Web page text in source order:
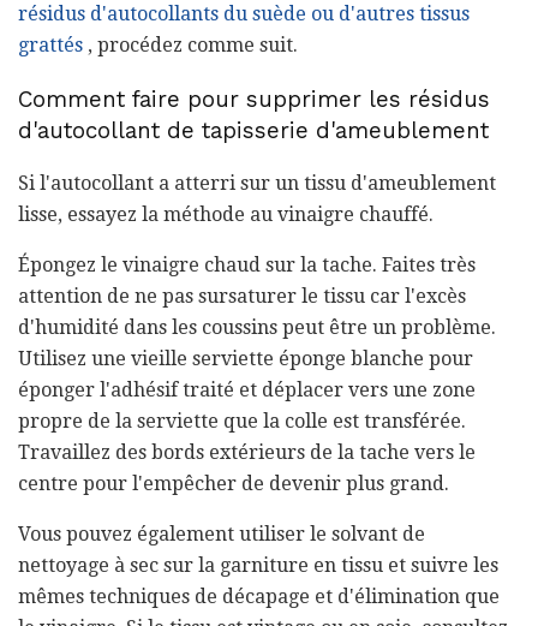
résidus d'autocollants du suède ou d'autres tissus
grattés , procédez comme suit.
Comment faire pour supprimer les résidus
d'autocollant de tapisserie d'ameublement
Si l'autocollant a atterri sur un tissu d'ameublement
lisse, essayez la méthode au vinaigre chauffé.
Épongez le vinaigre chaud sur la tache. Faites très
attention de ne pas sursaturer le tissu car l'excès
d'humidité dans les coussins peut être un problème.
Utilisez une vieille serviette éponge blanche pour
éponger l'adhésif traité et déplacer vers une zone
propre de la serviette que la colle est transférée.
Travaillez des bords extérieurs de la tache vers le
centre pour l'empêcher de devenir plus grand.
Vous pouvez également utiliser le solvant de
nettoyage à sec sur la garniture en tissu et suivre les
mêmes techniques de décapage et d'élimination que